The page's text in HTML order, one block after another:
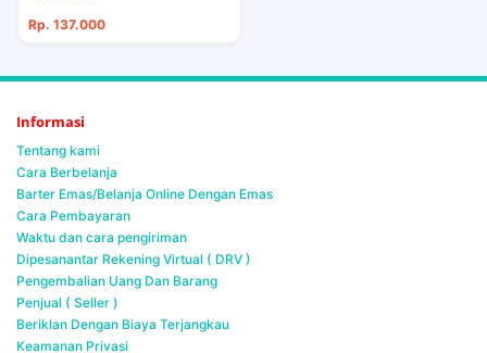
Rp. 137.000
Informasi
Tentang kami
Cara Berbelanja
Barter Emas/Belanja Online Dengan Emas
Cara Pembayaran
Waktu dan cara pengiriman
Dipesanantar Rekening Virtual ( DRV )
Pengembalian Uang Dan Barang
Penjual ( Seller )
Beriklan Dengan Biaya Terjangkau
Keamanan Privasi